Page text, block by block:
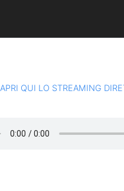
APRI QUI LO STREAMING